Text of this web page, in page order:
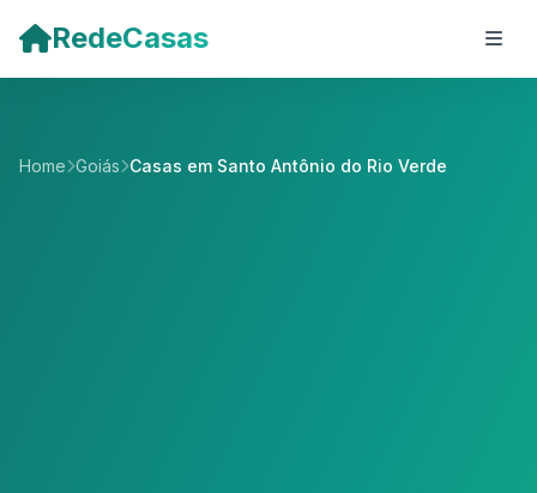
RedeCasas
Home Goiás Casas em Santo Antônio do Rio Verde